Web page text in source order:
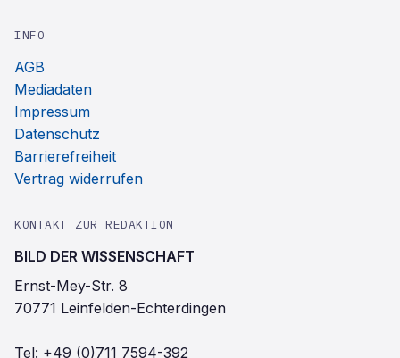
INFO
AGB
Mediadaten
Impressum
Datenschutz
Barrierefreiheit
Vertrag widerrufen
KONTAKT ZUR REDAKTION
BILD DER WISSENSCHAFT
Ernst-Mey-Str. 8
70771 Leinfelden-Echterdingen
Tel: +49 (0)711 7594-392